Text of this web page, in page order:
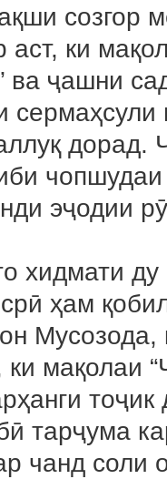
созгор
аст, ки
ва ҷашни
сермаҳсули
дорад.
эҷодии
хидмати
ҳам
ки мақолаи
тарҷума
чанд соли